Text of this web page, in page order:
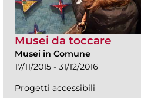
Musei da toccare
Musei in Comune
17/11/2015 - 31/12/2016
Progetti accessibili